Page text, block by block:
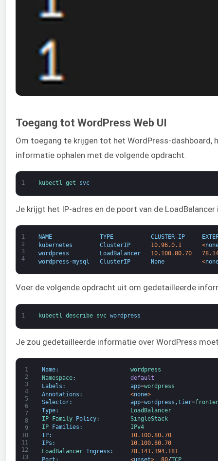
Toegang tot WordPress Web UI
Om toegang te krijgen tot het WordPress-dashboard,
informatie ophalen met de volgende opdracht.
1 kubectl get svc
Je krijgt het IP-adres en de poort van de
1
2
3
4
NAME TYPE CLUSTER-IP
kubernetes
ClusterIP 10.96.0.1 <
wordpress
LoadBalancer 10.100.80.70
wordpress -mysql ClusterIP None <
Voer de volgende opdracht uit om gedetailleerde
1 kubectl describe svc wordpress
Je zou gedetailleerde informatie over WordPress
1
2
3
4
5
6
7
8
9
10
11
12
13
Name:
wordpress
Namespace:
default
Labels : app=wordpress
Annotations : <none>
Selector: app=wordpress ,tier=
Type:
LoadBalancer
IP
Family Policy:
SingleStack
IP Families :
IPv4
IP:
10.100.80.70
IPs :
10.100.80.70
LoadBalancer Ingress :
78.141.194.181
Port : <unset> 80/TCP